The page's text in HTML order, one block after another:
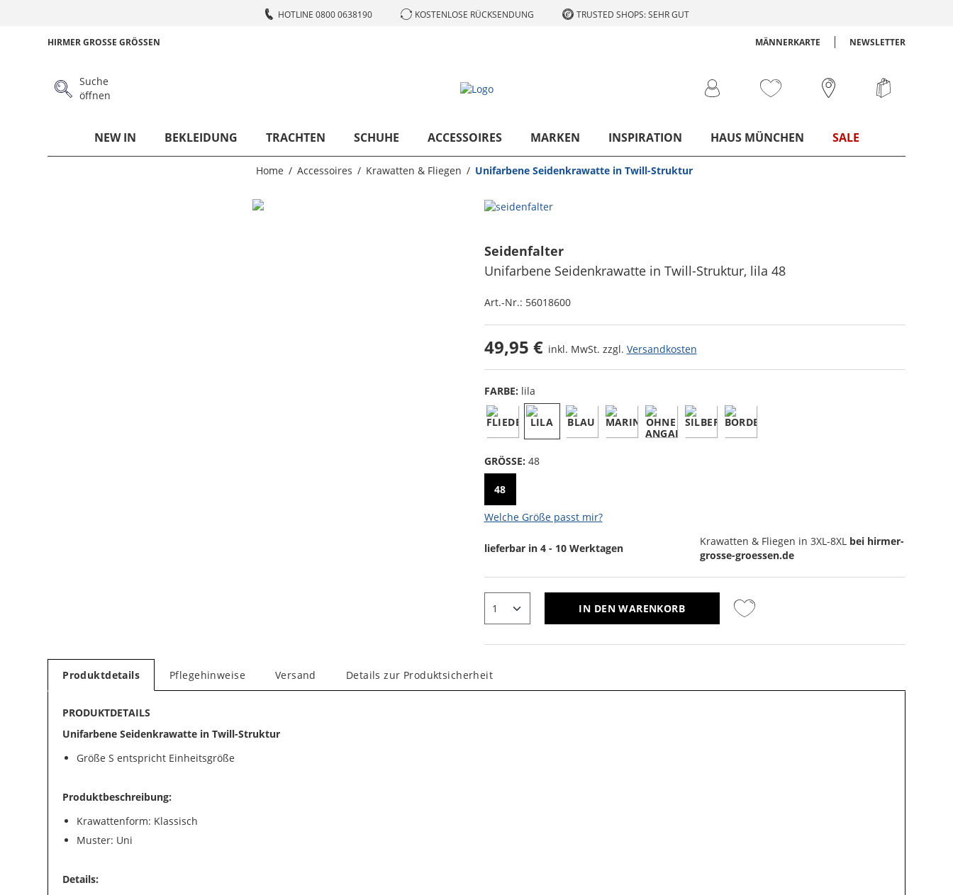
HOTLINE 0800 0638190 KOSTENLOSE RÜCKSENDUNG TRUSTED SHOPS: SEHR GUT
HIRMER GROSSE GRÖSSEN MÄNNERKARTE NEWSLETTER
Suche
öffnen
NEW IN BEKLEIDUNG TRACHTEN SCHUHE ACCESSOIRES MARKEN INSPIRATION HAUS MÜNCHEN SALE
Home Accessoires Krawatten & Fliegen Unifarbene Seidenkrawatte in Twill-Struktur
Seidenfalter
Unifarbene Seidenkrawatte in Twill-Struktur, lila 48
Art.-Nr.: 56018600
49,95 € inkl. MwSt. zzgl. Versandkosten
FARBE: lila
GRÖSSE: 48
48
Welche Größe passt mir?
lieferbar in 4 - 10 Werktagen
Krawatten & Fliegen in 3XL-8XL bei hirmer-
grosse-groessen.de
IN DEN WARENKORB
Produktdetails Pflegehinweise Versand Details zur Produktsicherheit
PRODUKTDETAILS
Unifarbene Seidenkrawatte in Twill-Struktur
Größe S entspricht Einheitsgröße
Produktbeschreibung:
Krawattenform: Klassisch
Muster: Uni
Details: